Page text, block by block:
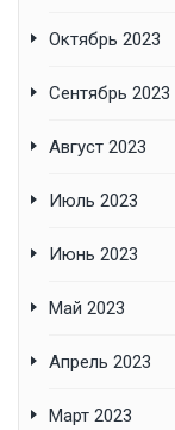
Октябрь 2023
Сентябрь 2023
Август 2023
Июль 2023
Июнь 2023
Май 2023
Апрель 2023
Март 2023